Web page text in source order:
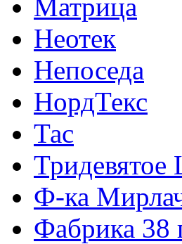
Матрица
Неотек
Непоседа
НордТекс
Тас
Тридевятое
Ф-ка
Фабрика 38